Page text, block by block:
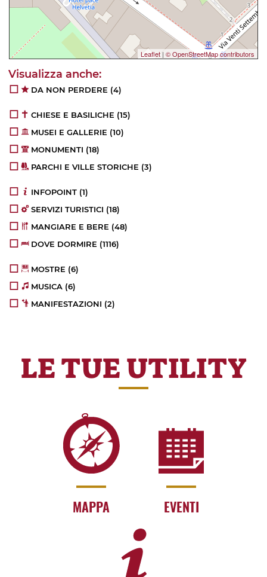
Leaflet | © OpenStreetMap contributors
DA NON PERDERE (4)
CHIESE E BASILICHE (15)
MUSEI E GALLERIE (10)
MONUMENTI (18)
PARCHI E VILLE STORICHE (3)
INFOPOINT (1)
SERVIZI TURISTICI (18)
MANGIARE E BERE (48)
DOVE DORMIRE (1116)
MOSTRE (6)
MUSICA (6)
MANIFESTAZIONI (2)
LE TUE UTILITY
MAPPA EVENTI